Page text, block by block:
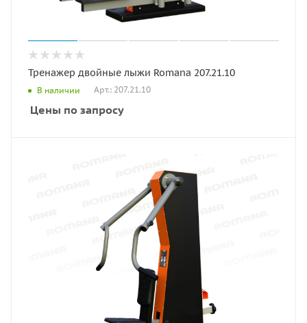
Тренажер двойные лыжи Romana 207.21.10
В наличии Арт.: 207.21.10
Цены по запросу